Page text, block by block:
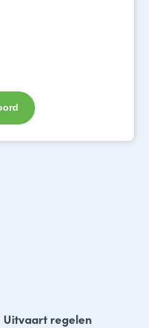
Uitvaart regelen